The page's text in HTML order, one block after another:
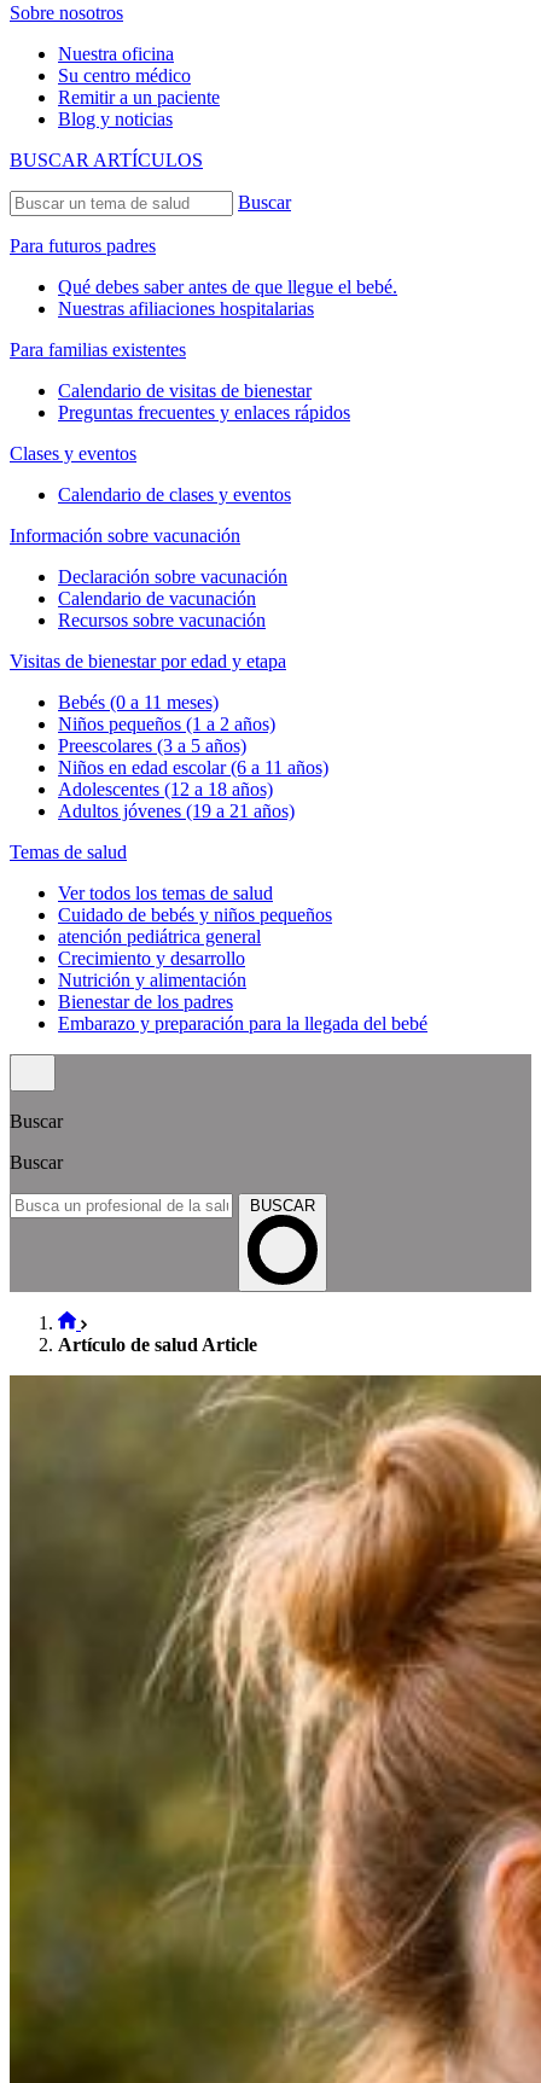
Sobre nosotros
Nuestra oficina
Su centro médico
Remitir a un paciente
Blog y noticias
BUSCAR ARTÍCULOS
Buscar
Para futuros padres
Qué debes saber antes de que llegue el bebé.
Nuestras afiliaciones hospitalarias
Para familias existentes
Calendario de visitas de bienestar
Preguntas frecuentes y enlaces rápidos
Clases y eventos
Calendario de clases y eventos
Información sobre vacunación
Declaración sobre vacunación
Calendario de vacunación
Recursos sobre vacunación
Visitas de bienestar por edad y etapa
Bebés (0 a 11 meses)
Niños pequeños (1 a 2 años)
Preescolares (3 a 5 años)
Niños en edad escolar (6 a 11 años)
Adolescentes (12 a 18 años)
Adultos jóvenes (19 a 21 años)
Temas de salud
Ver todos los temas de salud
Cuidado de bebés y niños pequeños
atención pediátrica general
Crecimiento y desarrollo
Nutrición y alimentación
Bienestar de los padres
Embarazo y preparación para la llegada del bebé
Buscar
Buscar
BUSCAR
Artículo de salud Article